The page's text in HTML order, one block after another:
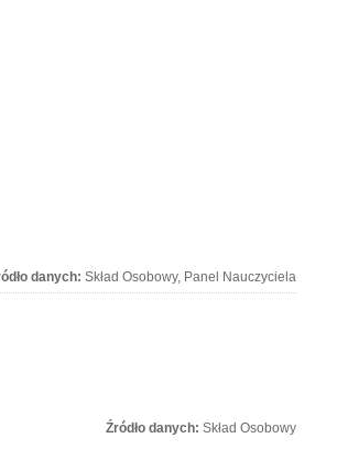
danych: Skład Osobowy, Panel Nauczyciela
Źródło danych: Skład Osobowy